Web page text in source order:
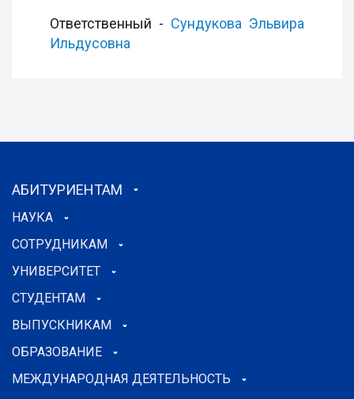
Ответственный - Сундукова Эльвира
Ильдусовна
АБИТУРИЕНТАМ
НАУКА
СОТРУДНИКАМ
УНИВЕРСИТЕТ
СТУДЕНТАМ
ВЫПУСКНИКАМ
ОБРАЗОВАНИЕ
МЕЖДУНАРОДНАЯ ДЕЯТЕЛЬНОСТЬ